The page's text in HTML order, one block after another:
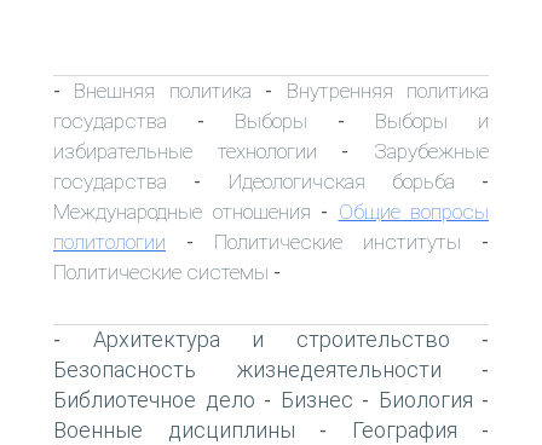
- Внешняя политика - Внутренняя политика
государства - Выборы - Выборы и
избирательные технологии - Зарубежные
государства - Идеологичская борьба -
Международные отношения - Общие вопросы
политологии - Политические институты -
Политические системы -
- Архитектура и строительство -
Безопасность жизнедеятельности -
Библиотечное дело - Бизнес - Биология -
Военные дисциплины - География -